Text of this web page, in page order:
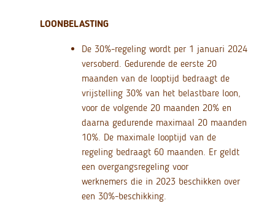
LOONBELASTING
De 30%-regeling wordt per 1 januari 2024
versoberd. Gedurende de eerste 20
maanden van de looptijd bedraagt de
vrijstelling 30% van het belastbare loon,
voor de volgende 20 maanden 20% en
daarna gedurende maximaal 20 maanden
10%. De maximale looptijd van de
regeling bedraagt 60 maanden. Er geldt
een overgangsregeling voor
werknemers die in 2023 beschikken over
een 30%-beschikking.